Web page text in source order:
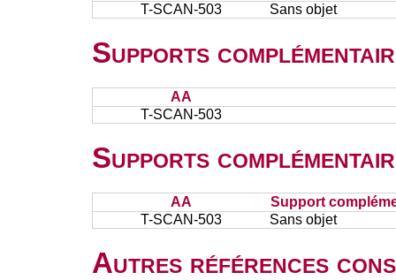
T-SCAN-503
Sans objet
Supports
AA
T-SCAN-503
Supports
AA
Support
T-SCAN-503
Sans objet
Autres références